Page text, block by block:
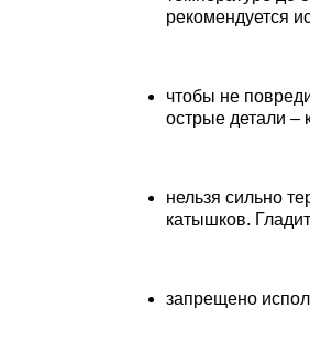
рекомендуется
чтобы не
острые детали –
нельзя сильно
катышков.
запрещено